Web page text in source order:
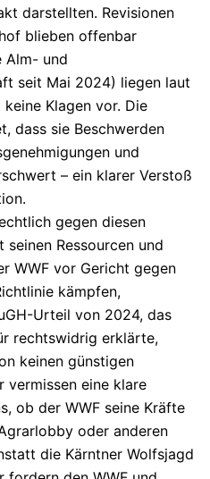
darstellten. Revisionen
blieben offenbar
Alm- und
seit Mai 2024) liegen laut
Klagen vor. Die
dass sie Beschwerden
und
– ein klarer Verstoß
gegen diesen
Ressourcen und
WWF vor Gericht gegen
kämpfen,
Urteil von 2024, das
rechtswidrig erklärte,
keinen günstigen
vermissen eine klare
ob der WWF seine Kräfte
oder anderen
die Kärntner Wolfsjagd